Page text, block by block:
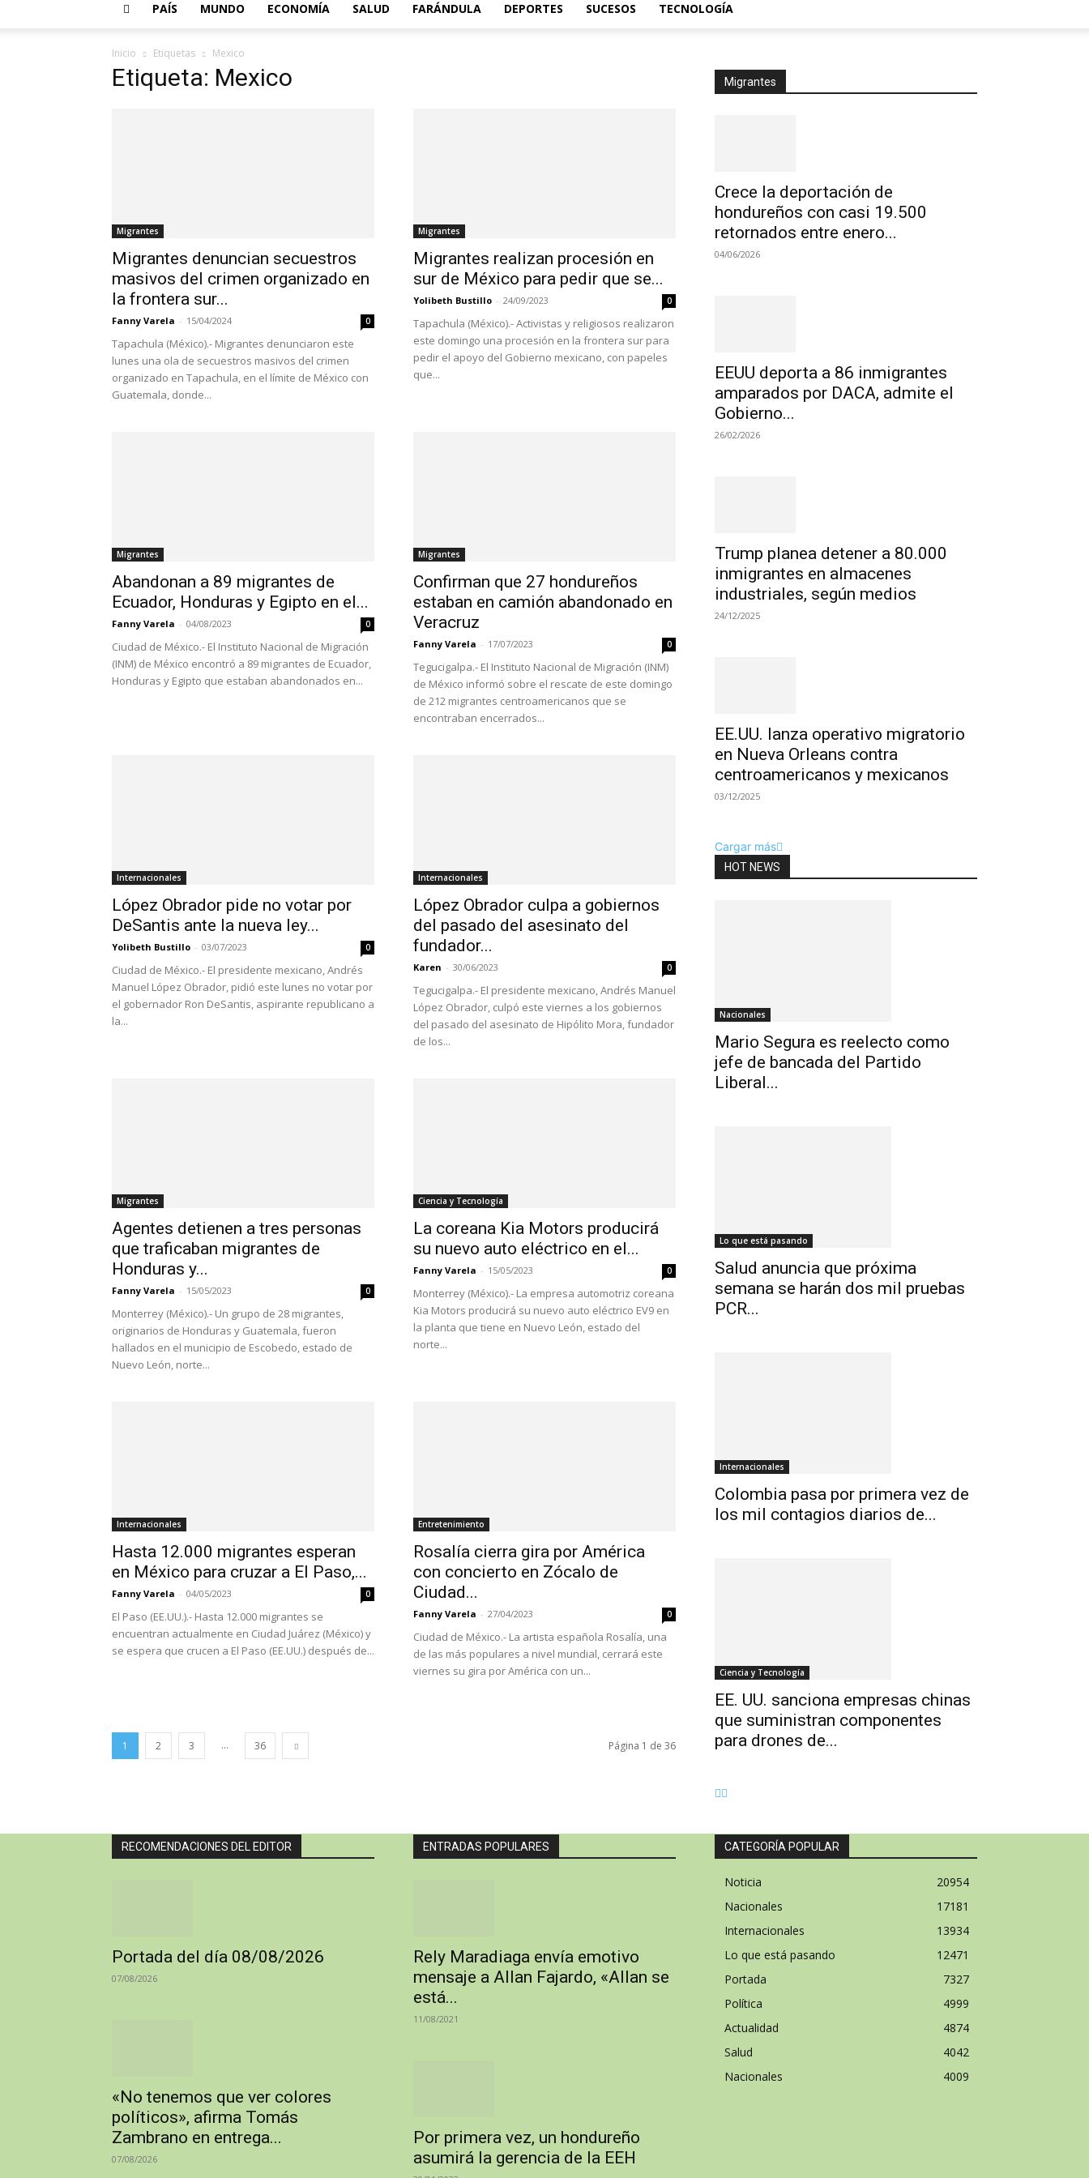
PAÍS MUNDO ECONOMÍA SALUD FARÁNDULA DEPORTES SUCESOS TECNOLOGÍA
Inicio Etiquetas Mexico
Etiqueta: Mexico
Migrantes
Migrantes denuncian secuestros
masivos del crimen organizado en
la frontera sur...
Fanny Varela - 15/04/2024 0
Tapachula (México).- Migrantes denunciaron este
lunes una ola de secuestros masivos del crimen
organizado en Tapachula, en el límite de México con
Guatemala, donde...
Migrantes
Migrantes realizan procesión en
sur de México para pedir que se...
Yolibeth Bustillo - 24/09/2023 0
Tapachula (México).- Activistas y religiosos realizaron
este domingo una procesión en la frontera sur para
pedir el apoyo del Gobierno mexicano, con papeles
que...
Migrantes
Abandonan a 89 migrantes de
Ecuador, Honduras y Egipto en el...
Fanny Varela - 04/08/2023 0
Ciudad de México.- El Instituto Nacional de Migración
(INM) de México encontró a 89 migrantes de Ecuador,
Honduras y Egipto que estaban abandonados en...
Migrantes
Confirman que 27 hondureños
estaban en camión abandonado en
Veracruz
Fanny Varela - 17/07/2023 0
Tegucigalpa.- El Instituto Nacional de Migración (INM)
de México informó sobre el rescate de este domingo
de 212 migrantes centroamericanos que se
encontraban encerrados...
Internacionales
López Obrador pide no votar por
DeSantis ante la nueva ley...
Yolibeth Bustillo - 03/07/2023 0
Ciudad de México.- El presidente mexicano, Andrés
Manuel López Obrador, pidió este lunes no votar por
el gobernador Ron DeSantis, aspirante republicano a
la...
Internacionales
López Obrador culpa a gobiernos
del pasado del asesinato del
fundador...
Karen - 30/06/2023 0
Tegucigalpa.- El presidente mexicano, Andrés Manuel
López Obrador, culpó este viernes a los gobiernos
del pasado del asesinato de Hipólito Mora, fundador
de los...
Migrantes
Agentes detienen a tres personas
que traficaban migrantes de
Honduras y...
Fanny Varela - 15/05/2023 0
Monterrey (México).- Un grupo de 28 migrantes,
originarios de Honduras y Guatemala, fueron
hallados en el municipio de Escobedo, estado de
Nuevo León, norte...
Ciencia y Tecnología
La coreana Kia Motors producirá
su nuevo auto eléctrico en el...
Fanny Varela - 15/05/2023 0
Monterrey (México).- La empresa automotriz coreana
Kia Motors producirá su nuevo auto eléctrico EV9 en
la planta que tiene en Nuevo León, estado del
norte...
Internacionales
Hasta 12.000 migrantes esperan
en México para cruzar a El Paso,...
Fanny Varela - 04/05/2023 0
El Paso (EE.UU.).- Hasta 12.000 migrantes se
encuentran actualmente en Ciudad Juárez (México) y
se espera que crucen a El Paso (EE.UU.) después de...
Entretenimiento
Rosalía cierra gira por América
con concierto en Zócalo de
Ciudad...
Fanny Varela - 27/04/2023 0
Ciudad de México.- La artista española Rosalía, una
de las más populares a nivel mundial, cerrará este
viernes su gira por América con un...
1 2 3 ... 36 Página 1 de 36
Migrantes
Crece la deportación de
hondureños con casi 19.500
retornados entre enero...
04/06/2026
EEUU deporta a 86 inmigrantes
amparados por DACA, admite el
Gobierno...
26/02/2026
Trump planea detener a 80.000
inmigrantes en almacenes
industriales, según medios
24/12/2025
EE.UU. lanza operativo migratorio
en Nueva Orleans contra
centroamericanos y mexicanos
03/12/2025
Cargar más
HOT NEWS
Nacionales
Mario Segura es reelecto como
jefe de bancada del Partido
Liberal...
Lo que está pasando
Salud anuncia que próxima
semana se harán dos mil pruebas
PCR...
Internacionales
Colombia pasa por primera vez de
los mil contagios diarios de...
Ciencia y Tecnología
EE. UU. sanciona empresas chinas
que suministran componentes
para drones de...
RECOMENDACIONES DEL EDITOR
Portada del día 08/08/2026
07/08/2026
«No tenemos que ver colores
políticos», afirma Tomás
Zambrano en entrega...
07/08/2026
ENTRADAS POPULARES
Rely Maradiaga envía emotivo
mensaje a Allan Fajardo, «Allan se
está...
11/08/2021
Por primera vez, un hondureño
asumirá la gerencia de la EEH
CATEGORÍA POPULAR
Noticia
20954
Nacionales
17181
Internacionales
13934
Lo que está pasando
12471
Portada
7327
Política
4999
Actualidad
4874
Salud
4042
Nacionales
4009